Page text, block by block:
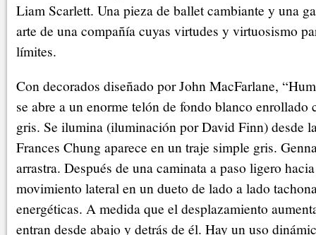
Liam Scarlett. Una pieza de ballet cambiante y una
arte de una compañía cuyas virtudes y virtuosismo
límites.
Con decorados diseñado por John MacFarlane,
se abre a un enorme telón de fondo blanco enrollado
gris. Se ilumina (iluminación por David Finn) desde
Frances Chung aparece en un traje simple gris.
arrastra. Después de una caminata a paso ligero
movimiento lateral en un dueto de lado a lado
energéticas. A medida que el desplazamiento
entran desde abajo y detrás de él. Hay un uso